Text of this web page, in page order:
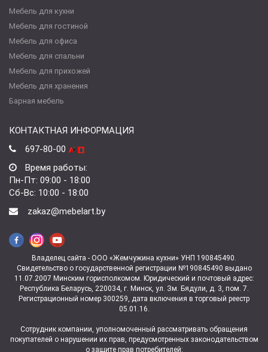
Мебель для кухни
Мебель для гостиной
Мебель для офиса
Мебель для спальни
Мебель для прихожей
Мебель для хранения
Барная мебель
КОНТАКТНАЯ ИНФОРМАЦИЯ
697-80-00
Время работы:
Пн-Пт: 09:00 - 18:00
Сб-Вс: 10:00 - 18:00
zakaz@mebelart.by
Владелец сайта - ООО «Жемчужина кухни» УНП 190845490.
Свидетельство о государственной регистрации №190845490 выдано
11.07.2007 Минским горисполкомом. Юридический и почтовый адрес:
Республика Беларусь, 220034, г. Минск, ул. Зм. Бядули, д. 3, пом. 7.
Регистрационный номер 300259, дата включения в торговый реестр
05.01.16.
Сотрудник компании, уполномоченный рассматривать обращения
покупателей о нарушении их прав, предусмотренных законодательством
о защите прав потребителей: